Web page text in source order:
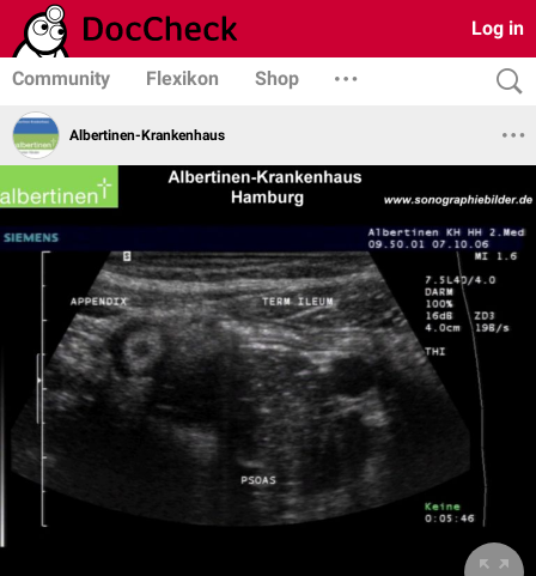
Log in
Community Flexikon Shop
Albertinen-Krankenhaus